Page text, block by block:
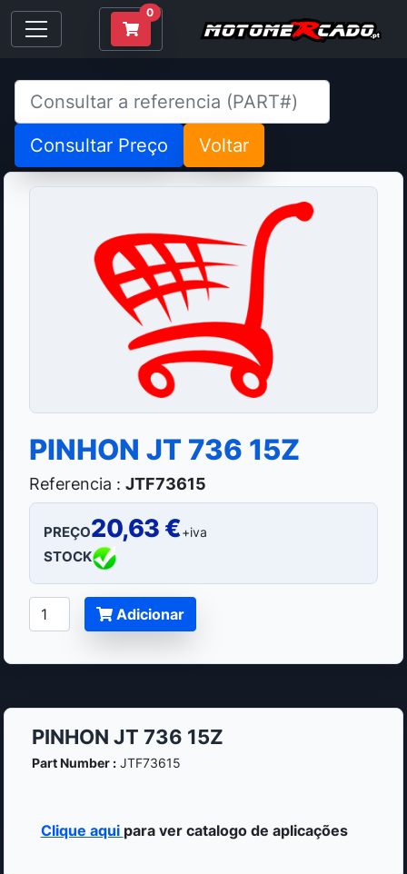
0
Consultar Preço Voltar
PINHON JT 736 15Z
Referencia : JTF73615
PREÇO20,63 €+iva
STOCK
Adicionar
PINHON JT 736 15Z
Part Number :JTF73615
Clique aqui para ver catalogo de aplicações